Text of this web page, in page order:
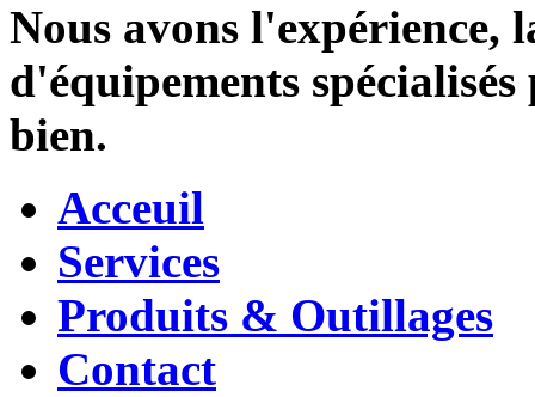
Nous avons l'expérience,
d'équipements
bien.
Acceuil
Services
Produits & Outillages
Contact